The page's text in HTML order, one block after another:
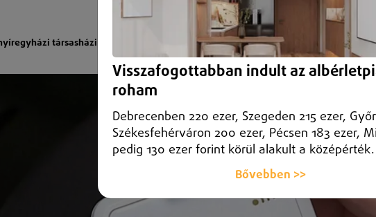
társasházi lakásban is riasztott a szén-monoxid-érzékelő
Visszafogottabban indult az
roham
Debrecenben 220 ezer, Szegeden 215 ezer,
Székesfehérváron 200 ezer, Pécsen 183 ezer,
pedig 130 ezer forint körül alakult a középérték.
Bővebben >>